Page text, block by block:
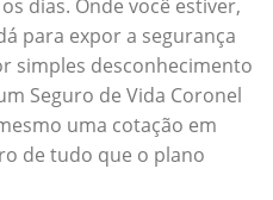
dias. Onde você estiver,
para expor a segurança
simples desconhecimento
Seguro de Vida Coronel
uma cotação em
de tudo que o plano